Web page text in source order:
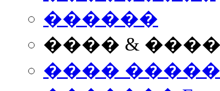
������
���� &
����